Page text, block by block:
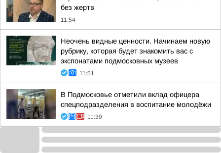
без жертв
11:54
Неочень видные ценности. Начинаем новую
рубрику, которая будет знакомить вас с
экспонатами подмосковных музеев
11:51
В Подмосковье отметили вклад офицера
спецподразделения в воспитание молодёжи
11:39